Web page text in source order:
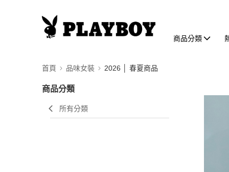
商品分類
首頁 品味女裝 2026 │ 春夏商品
商品分類
所有分類